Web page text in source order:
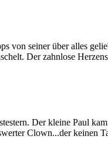
von seiner über alles
Der zahnlose
Der kleine Paul
Clown...der keinen